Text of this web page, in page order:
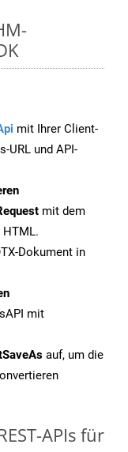
mit Ihrer Client-
URL und API-
mit dem
HTML.
Dokument in
mit
auf, um die
APIs für